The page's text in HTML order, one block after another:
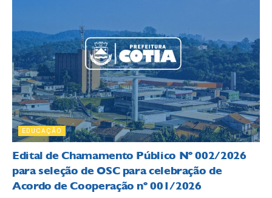
EDUCAÇÃO
Edital de Chamamento Público Nº 002/2026
para seleção de OSC para celebração de
Acordo de Cooperação nº 001/2026